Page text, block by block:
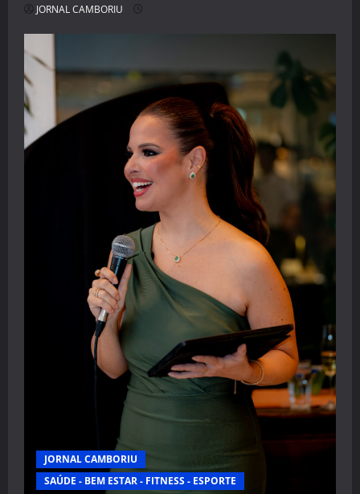
JORNAL CAMBORIU
JORNAL CAMBORIU
SAÚDE - BEM ESTAR - FITNESS - ESPORTE